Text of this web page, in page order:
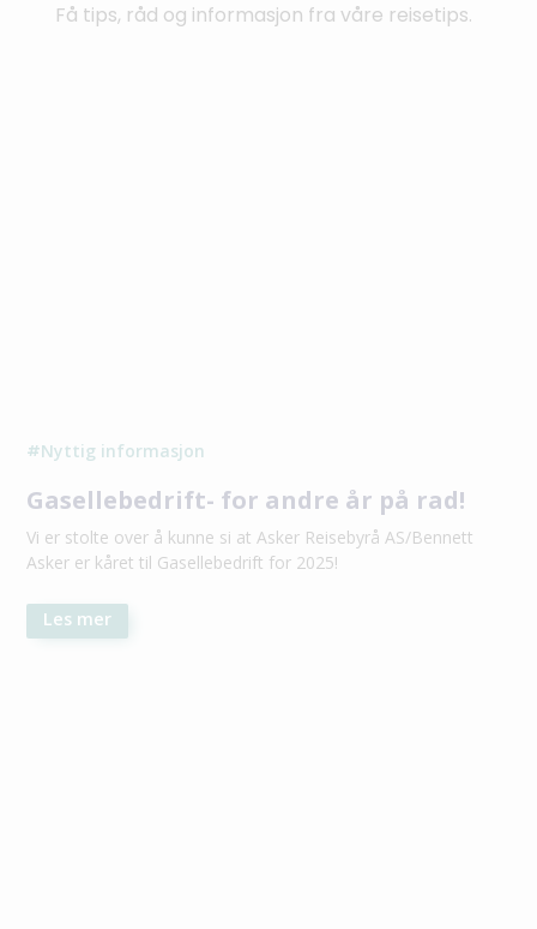
Få tips, råd og informasjon fra våre reisetips.
#Nyttig informasjon
Gasellebedrift- for andre år på rad!
Vi er stolte over å kunne si at Asker Reisebyrå AS/Bennett
Asker er kåret til Gasellebedrift for 2025!
Les mer